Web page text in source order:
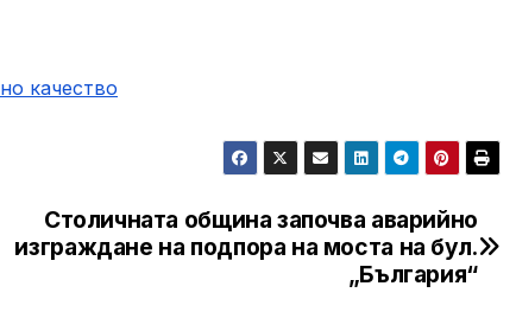
качество
Столичната община започва аварийно
изграждане на подпора на моста на бул.
„България“